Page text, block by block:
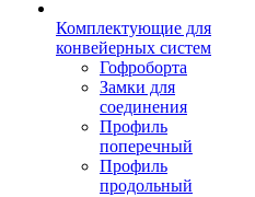
Комплектующие для
конвейерных систем
Гофроборта
Замки для
соединения
Профиль
поперечный
Профиль
продольный